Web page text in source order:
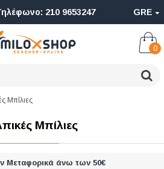
210 9653247 GRE
0
Μπίλιες
Μπίλιες
Μεταφορικά άνω των 50€